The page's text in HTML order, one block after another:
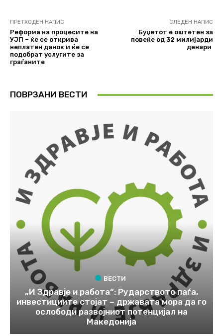
ПРЕТХОДЕН НАПИС
Реформа на процесите на
УЈП – ќе се открива
неплатен данок и ќе се
подобрат услугите за
граѓаните
СЛЕДЕН НАПИС
Буџетот е оштетен за
повеќе од 32 милијарди
денари
ПОВРЗАНИ ВЕСТИ
ВЕСТИ
„И Здравје и работа“: Рударството паѓа,
инвестициите стојат – државата мора да го
ослободи развојниот потенцијал на
Македонија